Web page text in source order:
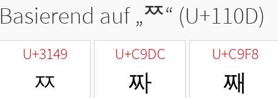
Basierend auf „ᄍ“ (U+110D)
U+3149
ㅉ
U+C9DC
짜
U+C9F8
째